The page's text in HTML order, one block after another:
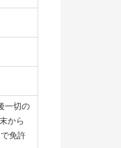
一切の
から
免許